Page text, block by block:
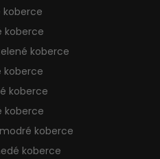
koberce
koberce
koberce
koberce
koberce
koberce
koberce
koberce